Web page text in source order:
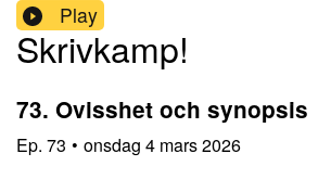
Play
Skrivkamp!
73. Ovisshet och synopsis
Ep. 73 • onsdag 4 mars 2026